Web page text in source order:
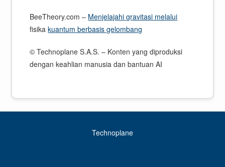
BeeTheory.com – Menjelajahi gravitasi melalui
fisikakuantum berbasis gelombang
© Technoplane S.A.S. – Konten yang diproduksi
dengan keahlian manusia dan bantuan AI
Technoplane